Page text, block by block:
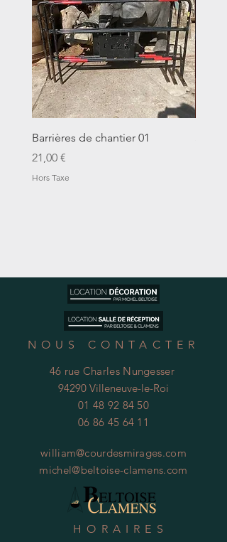
Barrières de chantier 01
Prix
21,00 €
Hors Taxe
NOUS CONTACTER
46 rue Charles Nungesser
94290 Villeneuve-le-Roi
01 48 92 84 50
06 86 45 64 11
william@courdesmirages.com
michel@beltoise-clamens.com
HORAIRES